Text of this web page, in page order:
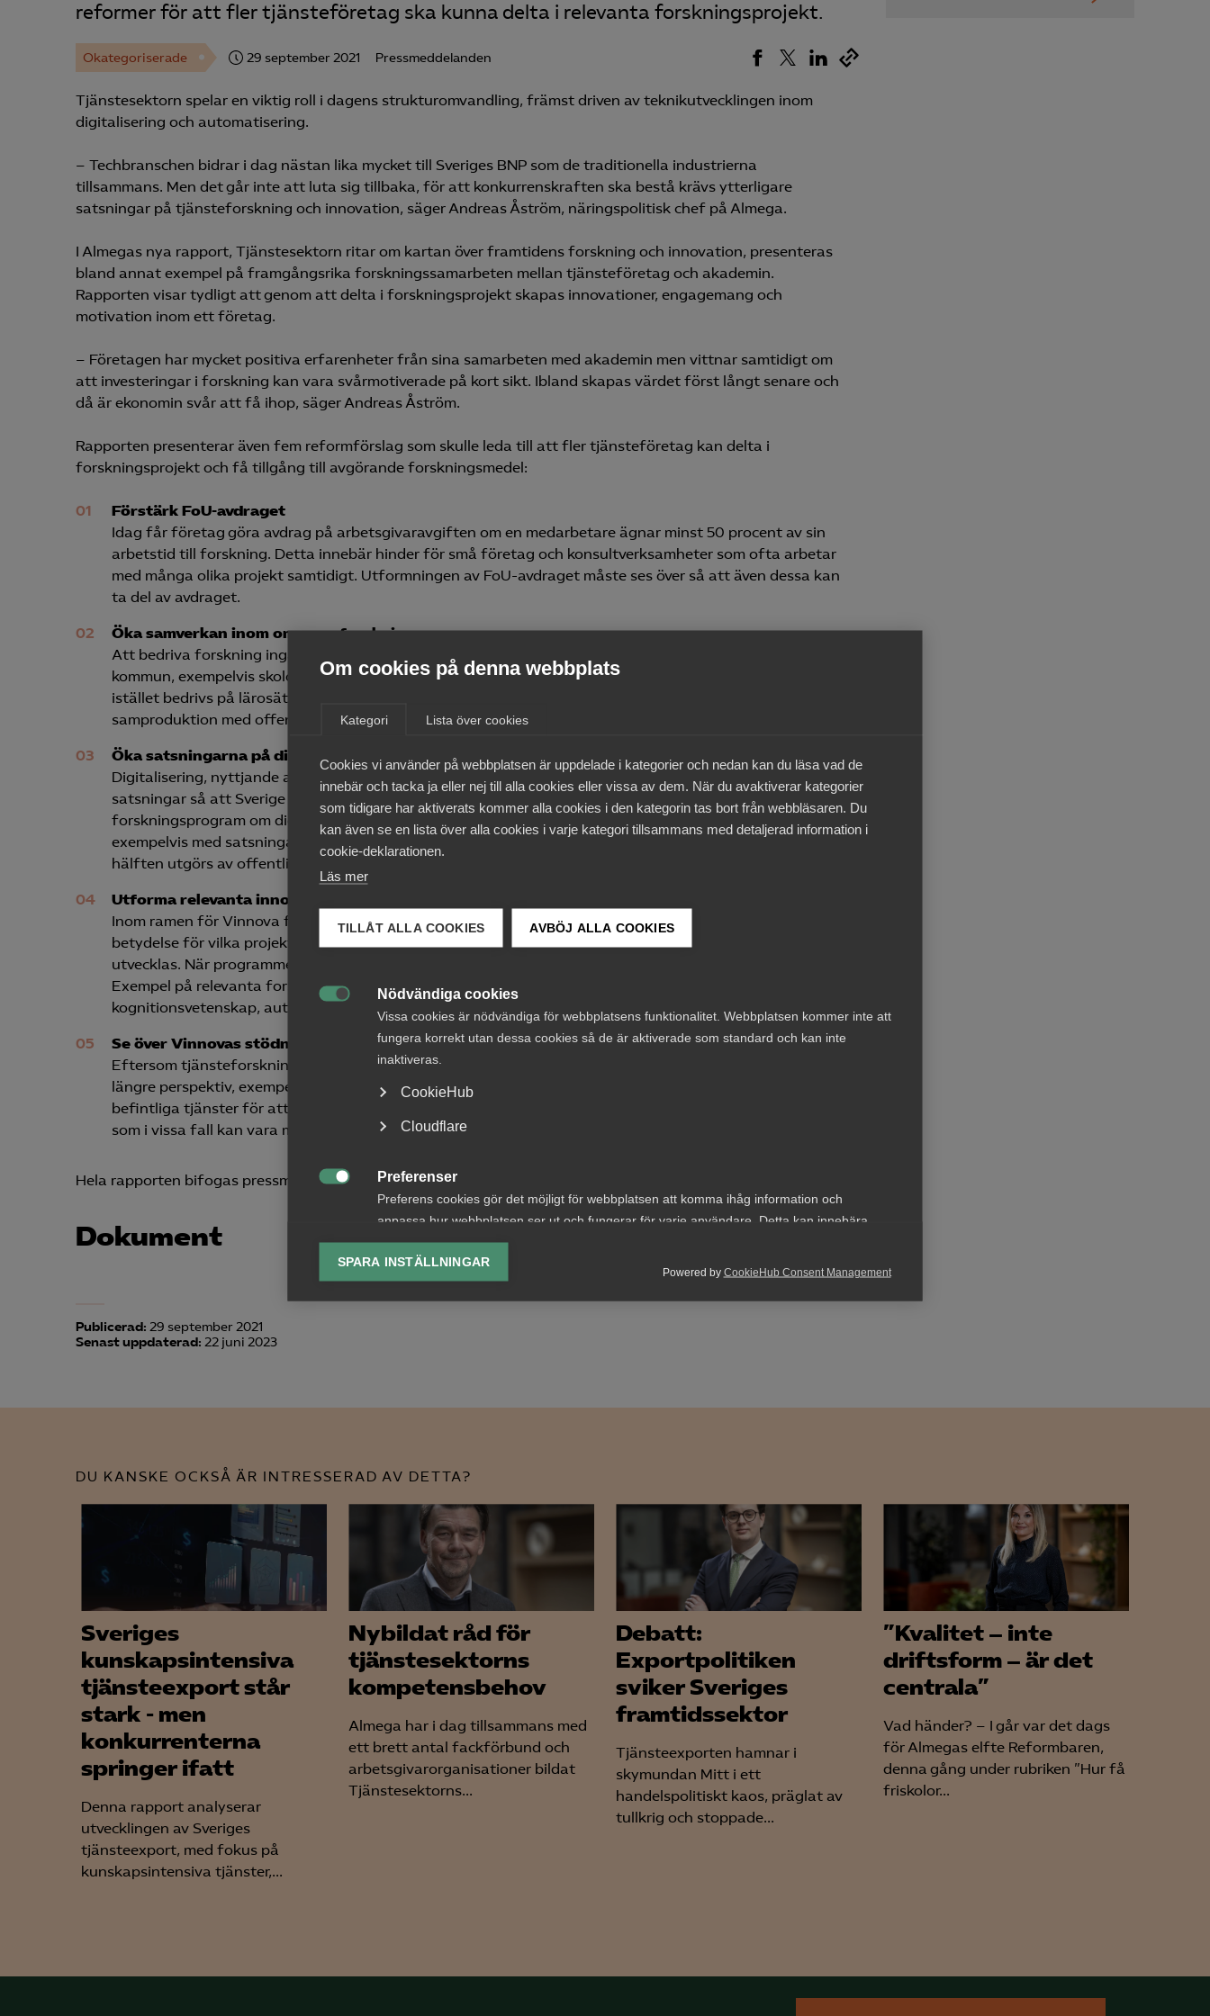
Om cookies på denna webbplats
Kategori Lista över cookies
Cookies vi använder på webbplatsen är uppdelade i kategorier och nedan kan du läsa vad de
innebär och tacka ja eller nej till alla cookies eller vissa av dem. När du avaktiverar kategorier
som tidigare har aktiverats kommer alla cookies i den kategorin tas bort från webbläsaren. Du
kan även se en lista över alla cookies i varje kategori tillsammans med detaljerad information i
cookie-deklarationen.
Läs mer
TILLÅT ALLA COOKIES AVBÖJ ALLA COOKIES
Nödvändiga cookies
Vissa cookies är nödvändiga för webbplatsens funktionalitet. Webbplatsen kommer inte att
fungera korrekt utan dessa cookies så de är aktiverade som standard och kan inte
inaktiveras.
CookieHub
Cloudflare
Preferenser
Preferens cookies gör det möjligt för webbplatsen att komma ihåg information och
anpassa hur webbplatsen ser ut och fungerar för varje användare. Detta kan innebära
lagring av vald valuta, region, språk eller färgschema.

Analys-cookies
Marknadsförings-cookies används för att spåra gester på olika webbplatser för att kunna
Google Ads
Meta Pixel
YouTube
LinkedIn Insight
Leadfeeder
Microsoft Ads
Powered by CookieHub Consent Management
SPARA INSTÄLLNINGAR
Kurser & utbildningar
reformer för att fler tjänsteföretag ska kunna delta i relevanta forskningsprojekt.
Okategoriserade 29 september 2021 Pressmeddelanden
Tjänstesektorn spelar en viktig roll i dagens strukturomvandling, främst driven av teknikutvecklingen inom
digitalisering och automatisering.
– Techbranschen bidrar i dag nästan lika mycket till Sveriges BNP som de traditionella industrierna
tillsammans. Men det går inte att luta sig tillbaka, för att konkurrenskraften ska bestå krävs ytterligare
satsningar på tjänsteforskning och innovation, säger Andreas Åström, näringspolitisk chef på Almega.
I Almegas nya rapport, Tjänstesektorn ritar om kartan över framtidens forskning och innovation, presenteras
bland annat exempel på framgångsrika forskningssamarbeten mellan tjänsteföretag och akademin.
Rapporten visar tydligt att genom att delta i forskningsprojekt skapas innovationer, engagemang och
motivation inom ett företag.
– Företagen har mycket positiva erfarenheter från sina samarbeten med akademin men vittnar samtidigt om
att investeringar i forskning kan vara svårmotiverade på kort sikt. Ibland skapas värdet först långt senare och
då är ekonomin svår att få ihop, säger Andreas Åström.
Rapporten presenterar även fem reformförslag som skulle leda till att fler tjänsteföretag kan delta i
forskningsprojekt och få tillgång till avgörande forskningsmedel:
Förstärk FoU-avdraget
Idag får företag göra avdrag på arbetsgivaravgiften om en medarbetare ägnar minst 50 procent av sin
arbetstid till forskning. Detta innebär hinder för små företag och konsultverksamheter som ofta arbetar
med många olika projekt samtidigt. Utformningen av FoU-avdraget måste ses över så att även dessa kan
ta del av avdraget.
Öka samverkan inom omsorgsforskningen
Att bedriva forskning ingår inte i kommunernas kärnverksamhet. Företag som arbetar på uppdrag av en
kommun, exempelvis skolor eller omsorgsföretag, har därför små möjligheter att ägna sig åt FoU, som
istället bedrivs på lärosätena. För att forskning ska kunna ske närmare företagen måste det krävas
samproduktion med offentlig sektor eller välfärdsföretag när omsorgsforskningen finansieras.
Öka satsningarna på digitalisering
Digitalisering, nyttjande av data och ny teknologi blir alltmer centrala forskningsområden. Här krävs
satsningar så att Sverige kan behålla sin tätposition i världen. Regeringens satsning på ett
forskningsprogram om digitalisering, 40 miljoner kronor årligen från år 2023, räcker inte. Jämför
exempelvis med satsningarna på fordonsindustrins särskilda forskningsprogram, en miljard årligen varav
hälften utgörs av offentliga medel.
Utforma relevanta innovationsprogram
Inom ramen för Vinnova finns ett antal strategiska innovationsprogram, SIP. Dessa kommer ha stor
betydelse för vilka projekt som tilldelas pengar och därmed vilka områden som ges möjlighet att
utvecklas. När programmen utformas måste de även vara relevanta för den allt viktigare tjänstesektorn.
Exempel på relevanta forskningsprogram skulle kunna vara speldesign, vård och omsorg,
kognitionsvetenskap, automatisering eller kompetensförsörjning.
Se över Vinnovas stödnivåer
Eftersom tjänsteforskning sällan resulterar i en ny konkret produkt sker värdeskapandet ofta i ett
längre perspektiv, exempelvis genom fler och mer utvecklande kundsamarbeten eller utveckling av
befintliga tjänster för att öka kvaliteten. Idag är det finansiella stödet begränsat till 50 procent, en nivå
som i vissa fall kan vara motiverad att höja givet att statsstödsreglerna respekteras.
Hela rapporten bifogas pressmeddelandet.
Dokument
Publicerad: 29 september 2021
Senast uppdaterad: 22 juni 2023
DU KANSKE OCKSÅ ÄR INTRESSERAD AV DETTA?
Sveriges
kunskapsintensiva
tjänsteexport står
stark - men
konkurrenterna
springer ifatt
Denna rapport analyserar
utvecklingen av Sveriges
tjänsteexport, med fokus på
kunskapsintensiva tjänster,...
Nybildat råd för
tjänstesektorns
kompetensbehov
Almega har i dag tillsammans med
ett brett antal fackförbund och
arbetsgivarorganisationer bildat
Tjänstesektorns...
Debatt:
Exportpolitiken
sviker Sveriges
framtidssektor
Tjänsteexporten hamnar i
skymundan Mitt i ett
handelspolitiskt kaos, präglat av
tullkrig och stoppade...
”Kvalitet – inte
driftsform – är det
centrala”
Vad händer? – I går var det dags
för Almegas elfte Reformbaren,
denna gång under rubriken ”Hur få
friskolor...